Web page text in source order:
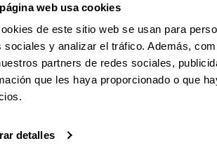
web usa cookies
de este sitio web se usan para
sociales y analizar el tráfico. Además,
partners de redes sociales,
que les haya proporcionado o que
detalles
(22/02/2017)
Página
1 ...